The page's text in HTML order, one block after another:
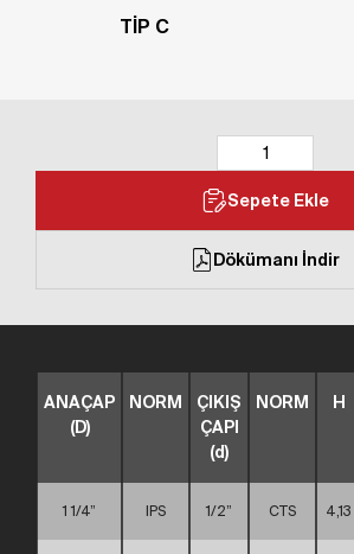
TİP C
Sepete Ekle
Dökümanı İndir
ANAÇAP
(D)
NORM
ÇIKIŞ
ÇAPI
(d)
NORM H
1 1/4” IPS 1/2” CTS 4,13